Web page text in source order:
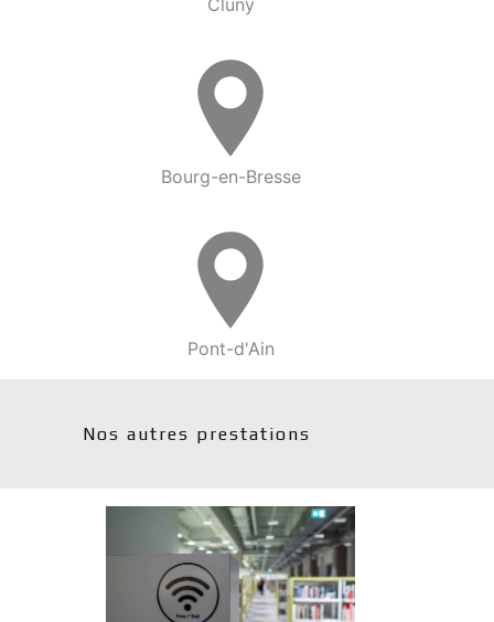
Bourg-en-Bresse
Pont-d'Ain
Nos autres prestations